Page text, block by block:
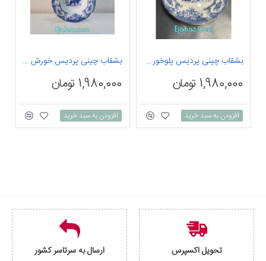
بشقاب چینی پردیس پلوخوری تخت ویلیج 6 عددی
1,980,000 تومان
افزودن به سبد خرید
بشقاب چینی پردیس خورش خوری ویلیج 6 عددی
1,980,000 تومان
افزودن به سبد خرید
تحویل اکسپرس ارسال به سرتاسر کشور